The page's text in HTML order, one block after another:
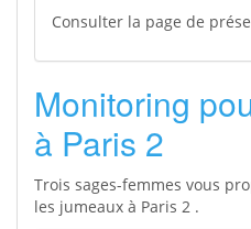
Consulter la page de
Monitoring
à Paris 2
Trois sages-femmes vous
les jumeaux à Paris 2 .